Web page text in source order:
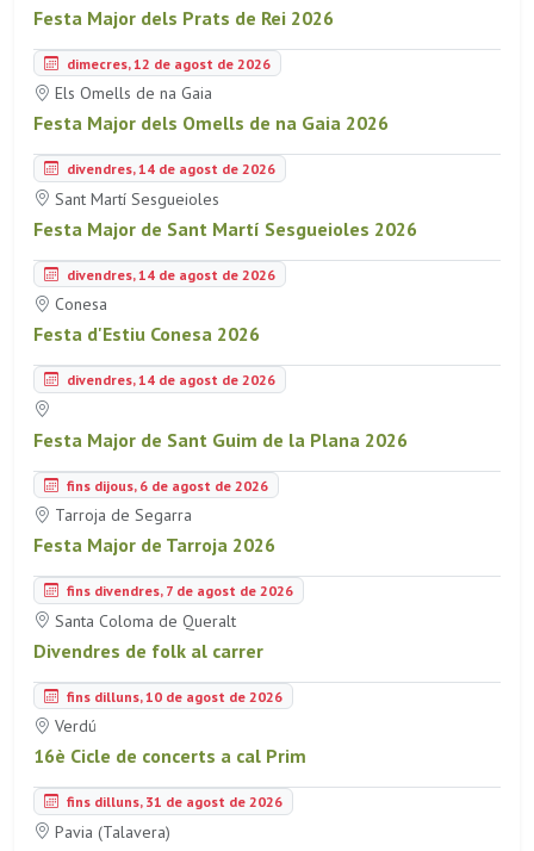
Festa Major dels Prats de Rei 2026
dimecres, 12 de agost de 2026
Els Omells de na Gaia
Festa Major dels Omells de na Gaia 2026
divendres, 14 de agost de 2026
Sant Martí Sesgueioles
Festa Major de Sant Martí Sesgueioles 2026
divendres, 14 de agost de 2026
Conesa
Festa d'Estiu Conesa 2026
divendres, 14 de agost de 2026
Festa Major de Sant Guim de la Plana 2026
fins dijous, 6 de agost de 2026
Tarroja de Segarra
Festa Major de Tarroja 2026
fins divendres, 7 de agost de 2026
Santa Coloma de Queralt
Divendres de folk al carrer
fins dilluns, 10 de agost de 2026
Verdú
16è Cicle de concerts a cal Prim
fins dilluns, 31 de agost de 2026
Pavia (Talavera)